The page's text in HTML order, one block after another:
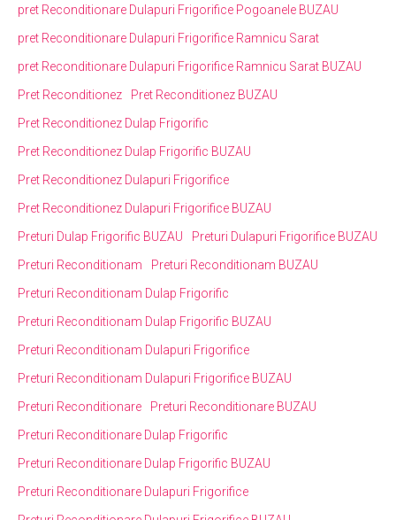
pret Reconditionare Dulapuri Frigorifice Pogoanele BUZAU
pret Reconditionare Dulapuri Frigorifice Ramnicu Sarat
pret Reconditionare Dulapuri Frigorifice Ramnicu Sarat BUZAU
Pret Reconditionez
Pret Reconditionez BUZAU
Pret Reconditionez Dulap Frigorific
Pret Reconditionez Dulap Frigorific BUZAU
Pret Reconditionez Dulapuri Frigorifice
Pret Reconditionez Dulapuri Frigorifice BUZAU
Preturi Dulap Frigorific BUZAU
Preturi Dulapuri Frigorifice BUZAU
Preturi Reconditionam
Preturi Reconditionam BUZAU
Preturi Reconditionam Dulap Frigorific
Preturi Reconditionam Dulap Frigorific BUZAU
Preturi Reconditionam Dulapuri Frigorifice
Preturi Reconditionam Dulapuri Frigorifice BUZAU
Preturi Reconditionare
Preturi Reconditionare BUZAU
Preturi Reconditionare Dulap Frigorific
Preturi Reconditionare Dulap Frigorific BUZAU
Preturi Reconditionare Dulapuri Frigorifice